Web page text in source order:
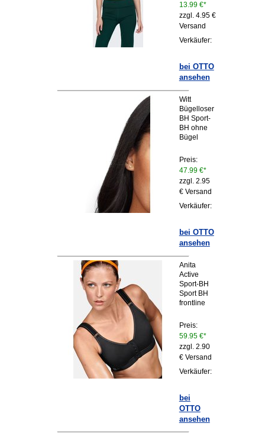
13.99 €*
zzgl. 4.95 €
Versand
Verkäufer:
bei OTTO
ansehen
Witt
Bügelloser
BH Sport-
BH ohne
Bügel
Preis:
47.99 €*
zzgl. 2.95
€ Versand
Verkäufer:
bei OTTO
ansehen
Anita
Active
Sport-BH
Sport BH
frontline
Preis:
59.95 €*
zzgl. 2.90
€ Versand
Verkäufer:
bei
OTTO
ansehen